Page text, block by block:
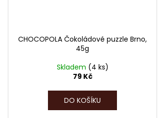
CHOCOPOLA Čokoládové puzzle Brno,
45g
Skladem (4 ks)
79 Kč
DO KOŠÍKU